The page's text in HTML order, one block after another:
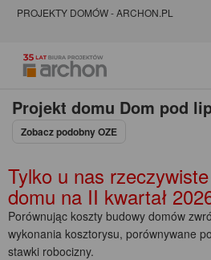
PROJEKTY DOMÓW - ARCHON.PL
Projekt domu Dom pod
Zobacz podobny OZE
Tylko u nas
domu na II kwartał
Porównując koszty budowy domów
wykonania kosztorysu, porównywane
stawki robocizny.